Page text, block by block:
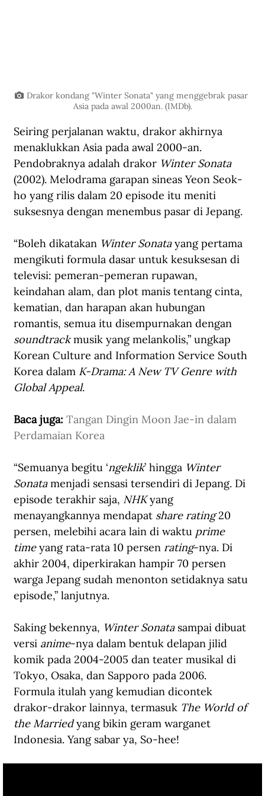
Drakor kondang "Winter Sonata" yang menggebrak pasar
Asia pada awal 2000an. (IMDb).
Seiring perjalanan waktu, drakor akhirnya
menaklukkan Asia pada awal 2000-an.
Pendobraknya adalah drakor Winter Sonata
(2002). Melodrama garapan sineas Yeon Seok-
ho yang rilis dalam 20 episode itu meniti
suksesnya dengan menembus pasar di Jepang.
“Boleh dikatakan Winter Sonata yang pertama
mengikuti formula dasar untuk kesuksesan di
televisi: pemeran-pemeran rupawan,
keindahan alam, dan plot manis tentang cinta,
kematian, dan harapan akan hubungan
romantis, semua itu disempurnakan dengan
soundtrack musik yang melankolis,” ungkap
Korean Culture and Information Service South
Korea dalam K-Drama: A New TV Genre with
Global Appeal.
Baca juga: Tangan Dingin Moon Jae-in dalam
Perdamaian Korea
“Semuanya begitu ‘ngeklik’ hingga Winter
Sonata menjadi sensasi tersendiri di Jepang. Di
episode terakhir saja, NHK yang
menayangkannya mendapat share rating 20
persen, melebihi acara lain di waktu prime
time yang rata-rata 10 persen rating-nya. Di
akhir 2004, diperkirakan hampir 70 persen
warga Jepang sudah menonton setidaknya satu
episode,” lanjutnya.
Saking bekennya, Winter Sonata sampai dibuat
versi anime-nya dalam bentuk delapan jilid
komik pada 2004-2005 dan teater musikal di
Tokyo, Osaka, dan Sapporo pada 2006.
Formula itulah yang kemudian dicontek
drakor-drakor lainnya, termasuk The World of
the Married yang bikin geram warganet
Indonesia. Yang sabar ya, So-hee!